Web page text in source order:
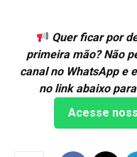
Quer ficar por
primeira mão? Não
canal no WhatsApp e
no link abaixo
Acesse